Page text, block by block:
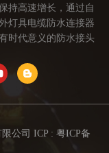
持高速增长，通过自
灯具电缆防水连接器
时代意义的防水接头
发热瓷砖、船舶、油
、汽车大灯、太阳能
创新，以市场为导向
多方面的连接解决方
公司 ICP : 粤ICP备